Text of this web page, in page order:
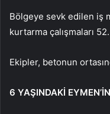
Bölgeye sevk edilen iş
kurtarma çalışmaları
Ekipler, betonun
6 YAŞINDAKİ